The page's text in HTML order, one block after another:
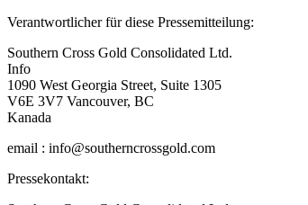
Verantwortlicher für diese Pressemitteilung:
Southern Cross Gold Consolidated Ltd.
Info
1090 West Georgia Street, Suite 1305
V6E 3V7 Vancouver, BC
Kanada
email : info@southerncrossgold.com
Pressekontakt: